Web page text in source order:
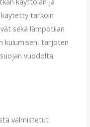
tarkoin
sekä lämpötilan
kulumisen, tarjoten
vuodolta.
valmistetut